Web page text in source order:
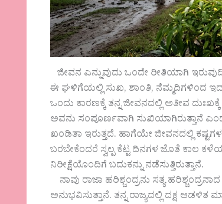
ಜೀವನ ಎನ್ನುವುದು ಒಂದೇ ರೀತಿಯಾಗಿ
ಈ ಘಳಿಗೆಯಲ್ಲಿ ಸುಖ, ಶಾಂತಿ, ನೆಮ್ಮದಿಗಳಿಂದ
ಒಂದು ಕಾರಣಕ್ಕೆ ತನ್ನ ಜೀವನದಲ್ಲಿ ಅತೀವ
ಅವನು ಸಂಪೂರ್ಣವಾಗಿ ಸುಖಿಯಾಗಿರುತ್ತಾನೆ
ಖಂಡಿತಾ ಇರುತ್ತದೆ. ಹಾಗೆಯೇ ಜೀವನದಲ್ಲಿ
ಬರಬೇಕೆಂದರೆ ಸ್ವಲ್ಪ ಕೆಟ್ಟ ದಿನಗಳ ಜೊತೆ ಕಾಲ
ನಿರೀಕ್ಷೆಯೊಂದಿಗೆ ಬದುಕನ್ನು ನಡೆಸುತ್ತಿರುತ್ತಾನೆ.
ನಾವು ರಾಜಾ ಹರಿಶ್ಚಂದ್ರನು ಸತ್ಯ
ಅನುಭವಿಸುತ್ತಾನೆ. ತನ್ನ ರಾಜ್ಯದಲ್ಲಿ ದಕ್ಷ ಆಡಳಿತ